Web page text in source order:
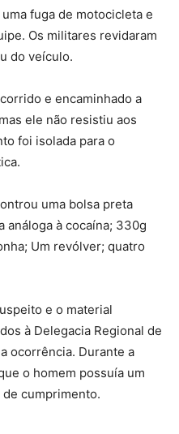
fuga de motocicleta e
Os militares revidaram
do veículo.
e encaminhado a
ele não resistiu aos
foi isolada para o
uma bolsa preta
análoga à cocaína; 330g
Um revólver; quatro
e o material
à Delegacia Regional de
ocorrência. Durante a
o homem possuía um
cumprimento.